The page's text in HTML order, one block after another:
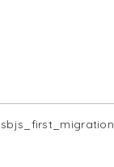
sbjs_first_migration